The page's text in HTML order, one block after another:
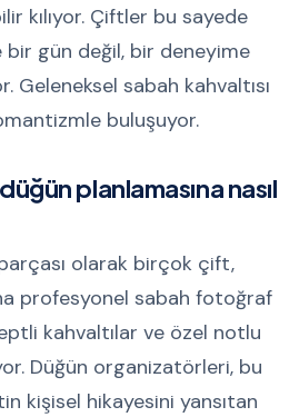
kılıyor. Çiftler bu sayede
bir gün değil, bir deneyime
Geleneksel sabah kahvaltısı
buluşuyor.
planlamasına nasıl
olarak birçok çift,
profesyonel sabah fotoğraf
kahvaltılar ve özel notlu
Düğün organizatörleri, bu
kişisel hikayesini yansıtan